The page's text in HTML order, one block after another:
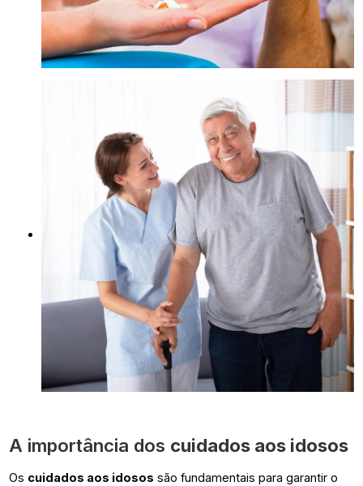
A importância dos cuidados aos idosos
Os cuidados aos idosos são fundamentais para garantir o